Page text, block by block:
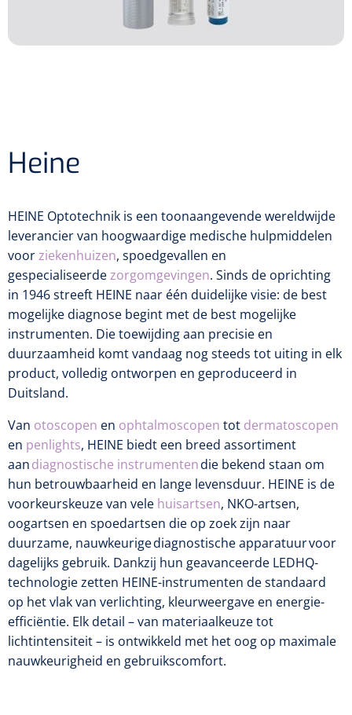
Oogheelkundig Chirurgiesysteem
Femto lasers
Gonioscopen
Met keratometrie
Foropters
Lensmeters
Biometers
Ultrasound biometers
Optische biometers
Perimeters
Fundus Cameras
Pachimeters
Echo
Spleetlampen
Opties
Ofthalmoscopen en skiascopen
Pasglazen
Mesjes en cannulla's
Watertank en filters
Tracers en blockers
Tabouretten
Diagnostische patiëntenzetels
Chirurgenstoelen
Tafels
Heine
HEINE Optotechnik is een toonaangevende wereldwijde
leverancier van hoogwaardige medische hulpmiddelen
voorziekenhuizen, spoedgevallen en
gespecialiseerdezorgomgevingen. Sinds de oprichting
in 1946 streeft HEINE naar één duidelijke visie: de best
mogelijke diagnose begint met de best mogelijke
instrumenten. Die toewijding aan precisie en
duurzaamheid komt vandaag nog steeds tot uiting in elk
product, volledig ontworpen en geproduceerd in
Duitsland.
Van otoscopen en ophtalmoscopen tot dermatoscopen
en penlights, HEINE biedt een breed assortiment
aandiagnostische instrumentendie bekend staan om
hun betrouwbaarheid en lange levensduur. HEINE is de
voorkeurskeuze van vele huisartsen, NKO-artsen,
oogartsen en spoedartsen die op zoek zijn naar
duurzame, nauwkeurige diagnostische apparatuur voor
dagelijks gebruik. Dankzij hun geavanceerde LEDHQ-
technologie zetten HEINE-instrumenten de standaard
op het vlak van verlichting, kleurweergave en energie-
efficiëntie. Elk detail – van materiaalkeuze tot
lichtintensiteit – is ontwikkeld met het oog op maximale
nauwkeurigheid en gebruikscomfort.